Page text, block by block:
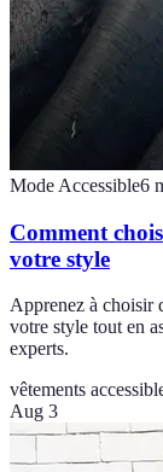
Mode Accessible6
Comment
votre style
Apprenez à choisir
votre style tout en
experts.
vêtements
Aug 3